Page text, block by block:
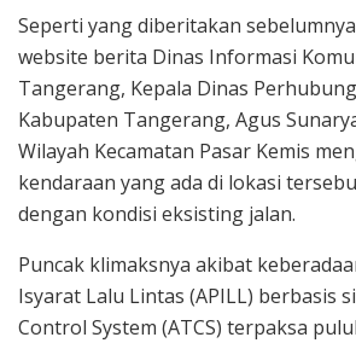
Seperti yang diberitakan
website berita Dinas Informasi
Tangerang, Kepala Dinas
Kabupaten Tangerang, Agus
Wilayah Kecamatan Pasar Kemis
kendaraan yang ada di lokasi
dengan kondisi eksisting jalan.
Puncak klimaksnya akibat
Isyarat Lalu Lintas (APILL) berbasis
Control System (ATCS) terpaksa